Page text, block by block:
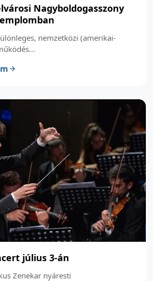
Nagyboldogasszony
nemzetközi (amerikai-
július 3-án
Zenekar nyáresti